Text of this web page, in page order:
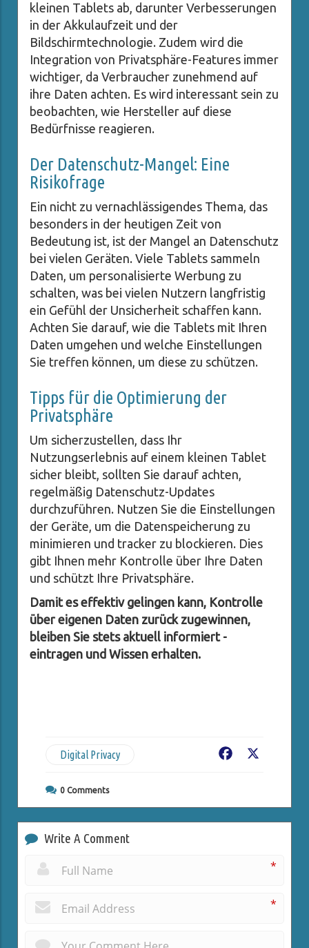
kleinen Tablets ab, darunter Verbesserungen
in der Akkulaufzeit und der
Bildschirmtechnologie. Zudem wird die
Integration von Privatsphäre-Features immer
wichtiger, da Verbraucher zunehmend auf
ihre Daten achten. Es wird interessant sein zu
beobachten, wie Hersteller auf diese
Bedürfnisse reagieren.
Der Datenschutz-Mangel: Eine
Risikofrage
Ein nicht zu vernachlässigendes Thema, das
besonders in der heutigen Zeit von
Bedeutung ist, ist der Mangel an Datenschutz
bei vielen Geräten. Viele Tablets sammeln
Daten, um personalisierte Werbung zu
schalten, was bei vielen Nutzern langfristig
ein Gefühl der Unsicherheit schaffen kann.
Achten Sie darauf, wie die Tablets mit Ihren
Daten umgehen und welche Einstellungen
Sie treffen können, um diese zu schützen.
Tipps für die Optimierung der
Privatsphäre
Um sicherzustellen, dass Ihr
Nutzungserlebnis auf einem kleinen Tablet
sicher bleibt, sollten Sie darauf achten,
regelmäßig Datenschutz-Updates
durchzuführen. Nutzen Sie die Einstellungen
der Geräte, um die Datenspeicherung zu
minimieren und tracker zu blockieren. Dies
gibt Ihnen mehr Kontrolle über Ihre Daten
und schützt Ihre Privatsphäre.
Damit es effektiv gelingen kann, Kontrolle
über eigenen Daten zurück zugewinnen,
bleiben Sie stets aktuell informiert -
eintragen und Wissen erhalten.
Digital Privacy Facebook
0 Comments
Write A Comment
*
*